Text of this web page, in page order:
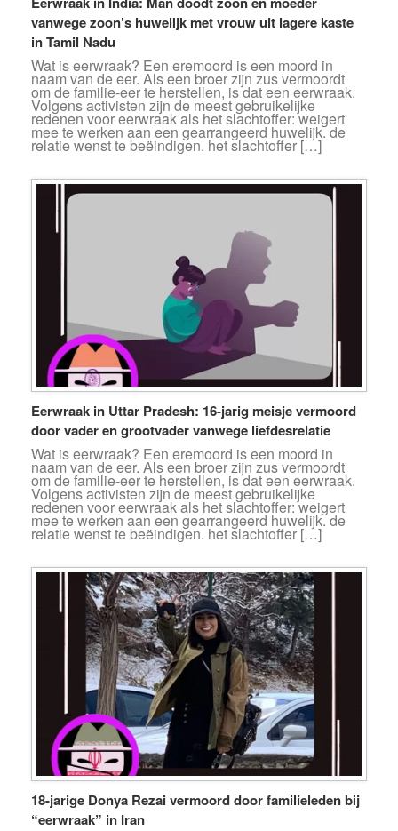
vanwege zoon’s huwelijk met vrouw uit lagere kaste
in Tamil Nadu
Wat is eerwraak? Een eremoord is een moord in
naam van de eer. Als een broer zijn zus vermoordt
om de familie-eer te herstellen, is dat een eerwraak.
Volgens activisten zijn de meest gebruikelijke
redenen voor eerwraak als het slachtoffer: weigert
mee te werken aan een gearrangeerd huwelijk. de
relatie wenst te beëindigen. het slachtoffer […]
Eerwraak in Uttar Pradesh: 16-jarig meisje vermoord
door vader en grootvader vanwege liefdesrelatie
Wat is eerwraak? Een eremoord is een moord in
naam van de eer. Als een broer zijn zus vermoordt
om de familie-eer te herstellen, is dat een eerwraak.
Volgens activisten zijn de meest gebruikelijke
redenen voor eerwraak als het slachtoffer: weigert
mee te werken aan een gearrangeerd huwelijk. de
relatie wenst te beëindigen. het slachtoffer […]
18-jarige Donya Rezai vermoord door familieleden bij
“eerwraak” in Iran